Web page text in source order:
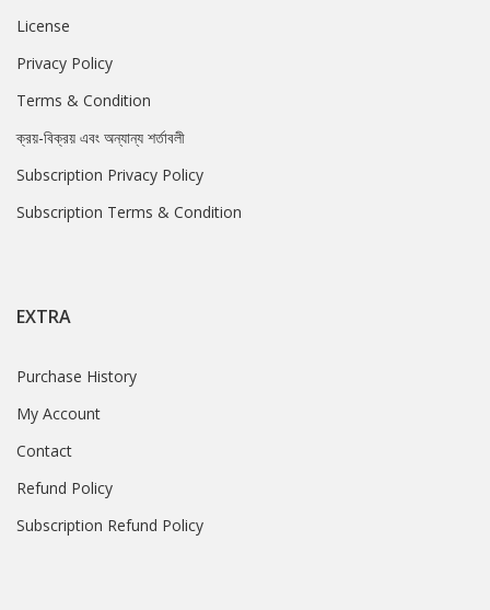
License
Privacy Policy
Terms & Condition
ক্রয়-বিক্রয় এবং অন্যান্য শর্তাবলী
Subscription Privacy Policy
Subscription Terms & Condition
EXTRA
Purchase History
My Account
Contact
Refund Policy
Subscription Refund Policy